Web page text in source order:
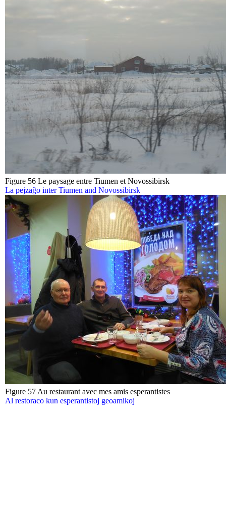
Figure 56 Le paysage entre Tiumen et Novossibirsk
La pejzaĝo inter Tiumen and Novossibirsk
Figure 57 Au restaurant avec mes amis esperantistes
Al restoraco kun esperantistoj geoamikoj